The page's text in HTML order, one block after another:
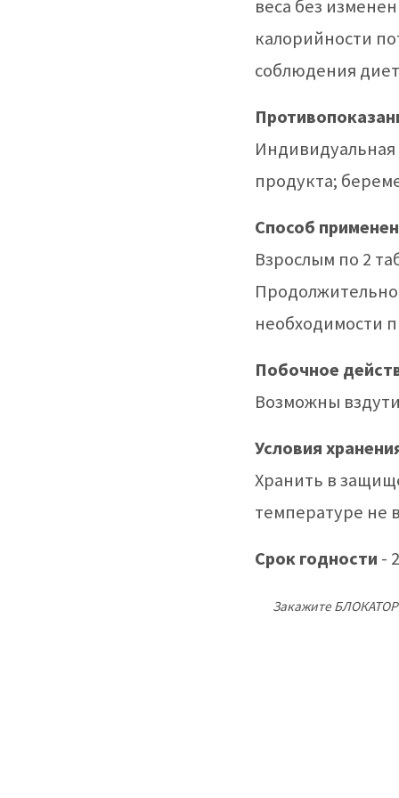
веса без
калорийности
соблюдения
продукта;
Способ
Взрослым по 2
необходимости
Побочное
Возможны
Условия
Хранить в
температуре не
Срок годности -
Закажите